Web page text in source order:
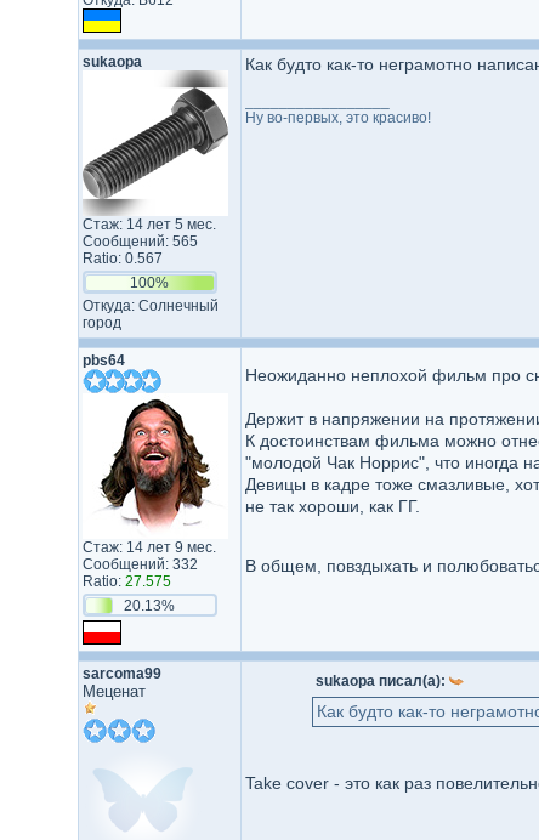
sukaopa
Стаж: 14 лет 5 мес.
Сообщений: 565
Ratio: 0.567
100%
Откуда: Солнечный
город
Как будто как-то неграмотно
Ну во-первых, это красиво!
pbs64
Стаж: 14 лет 9 мес.
Сообщений: 332
Ratio: 27.575
20.13%
Неожиданно неплохой фильм про
Держит в напряжении на
К достоинствам фильма можно
"молодой Чак Норрис", что иногда
Девицы в кадре тоже смазливые,
не так хороши, как ГГ.
В общем, повздыхать и
sarcoma99
Меценат
sukaopa писал(а):
Как будто как-то
Take cover - это как раз